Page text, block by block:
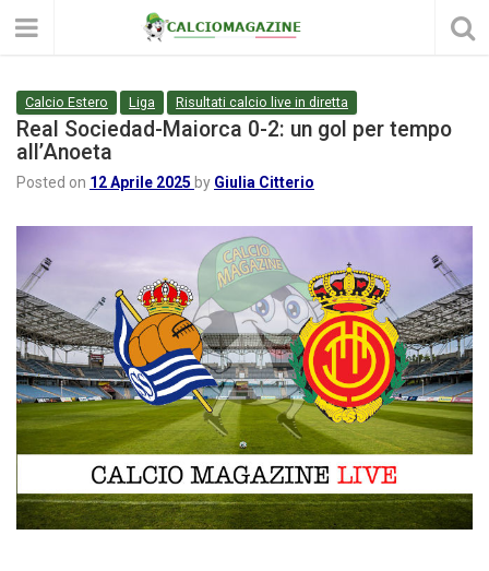
Calcio Estero Liga Risultati calcio live in diretta
Real Sociedad-Maiorca 0-2: un gol per tempo
all’Anoeta
Posted on 12 Aprile 2025 by Giulia Citterio